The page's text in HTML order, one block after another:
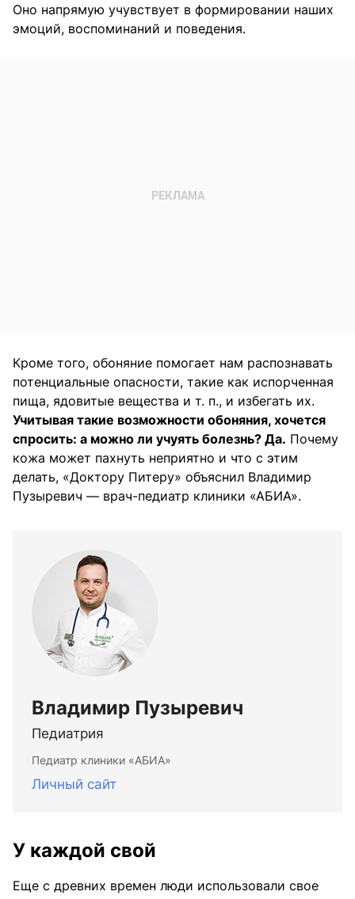
Оно напрямую учувствует в формировании наших
эмоций, воспоминаний и поведения.
Кроме того, обоняние помогает нам распознавать
потенциальные опасности, такие как испорченная
пища, ядовитые вещества и т. п., и избегать их.
Учитывая такие возможности обоняния, хочется
спросить: а можно ли учуять болезнь? Да. Почему
кожа может пахнуть неприятно и что с этим
делать, «Доктору Питеру» объяснил Владимир
Пузыревич — врач-педиатр клиники «АБИА».
Владимир Пузыревич
Педиатрия
Педиатр клиники «АБИА»
Личный сайт
У каждой свой
Еще с древних времен люди использовали свое